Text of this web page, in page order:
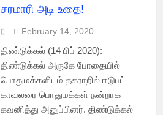
சரமாரி அடி உதை!
February 14, 2020
திண்டுக்கல் (14 பிப் 2020):
திண்டுக்கல் அருகே போதையில்
பொதுமக்களிடம் தகராறில் ஈடுபட்ட
காவலரை பொதுமக்கள் நன்றாக
கவனித்து அனுப்பினர். திண்டுக்கல்